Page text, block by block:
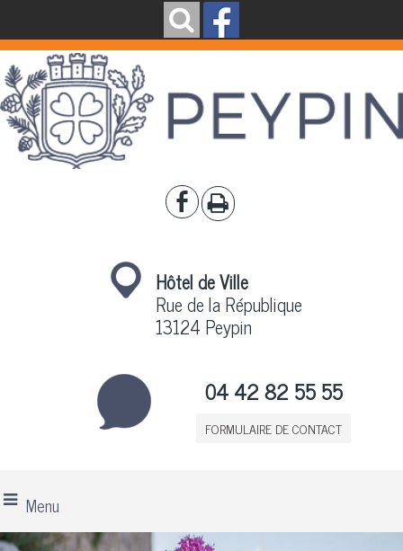
Hôtel de Ville
Rue de la République
13124 Peypin
04 42 82 55 55
FORMULAIRE DE CONTACT
Menu